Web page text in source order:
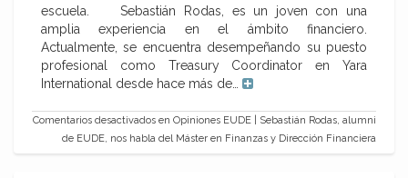
escuela. Sebastián Rodas, es un joven con una
amplia experiencia en el ámbito financiero.
Actualmente, se encuentra desempeñando su puesto
profesional como Treasury Coordinator en Yara
International desde hace más de…
Comentarios desactivados en Opiniones EUDE | Sebastián Rodas, alumni
de EUDE, nos habla del Máster en Finanzas y Dirección Financiera